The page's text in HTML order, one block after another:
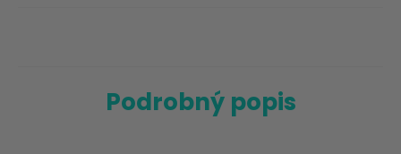
Podrobný popis